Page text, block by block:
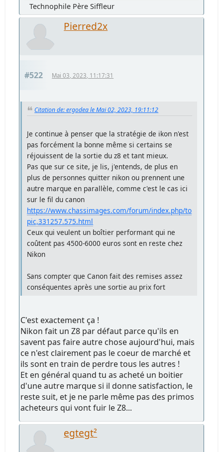
Technophile Père Siffleur
Pierred2x
#522 Mai 03, 2023, 11:17:31
Citation de: ergodea le Mai 02, 2023, 19:11:12
Je continue à penser que la stratégie de ikon n'est
pas forcément la bonne même si certains se
réjouissent de la sortie du z8 et tant mieux.
Pas que sur ce site, je lis, j'entends, de plus en
plus de personnes quitter nikon ou prennent une
autre marque en parallèle, comme c'est le cas ici
sur le fil du canon
https://www.chassimages.com/forum/index.php/to
pic,331257.575.html
Ceux qui veulent un boîtier performant qui ne
coûtent pas 4500-6000 euros sont en reste chez
Nikon
Sans compter que Canon fait des remises assez
conséquentes après une sortie au prix fort
C'est exactement ça !
Nikon fait un Z8 par défaut parce qu'ils en
savent pas faire autre chose aujourd'hui, mais
ce n'est clairement pas le coeur de marché et
ils sont en train de perdre tous les autres !
Et en général quand tu as acheté un boitier
d'une autre marque si il donne satisfaction, le
reste suit, et je ne parle même pas des primos
acheteurs qui vont fuir le Z8...
egtegt²